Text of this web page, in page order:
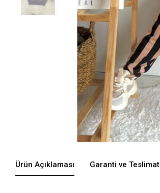
Ürün Açıklaması Garanti ve Teslimat